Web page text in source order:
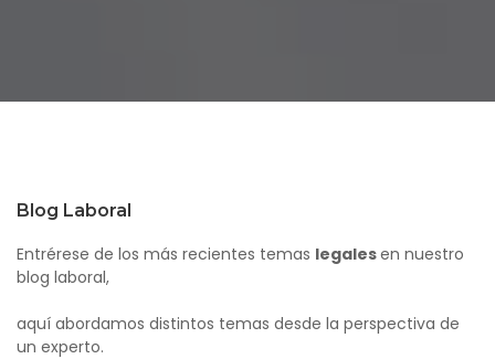
Blog Laboral
Entrérese de los más recientes temas legalesen nuestro
blog laboral,
aquí abordamos distintos temas desde la perspectiva de
un experto.